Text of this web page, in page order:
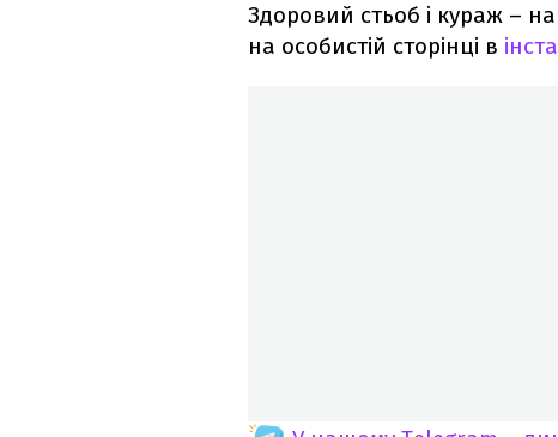
Здоровий стьоб і кураж –
на особистій сторінці в